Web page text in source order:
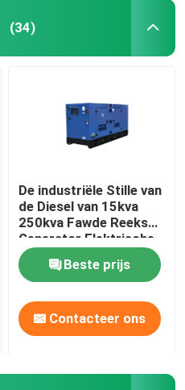
(34)
De industriële Stille van
de Diesel van 15kva
250kva Fawde Reeks
Generator Elektrische
Generator
Beste prijs
Contacteer ons